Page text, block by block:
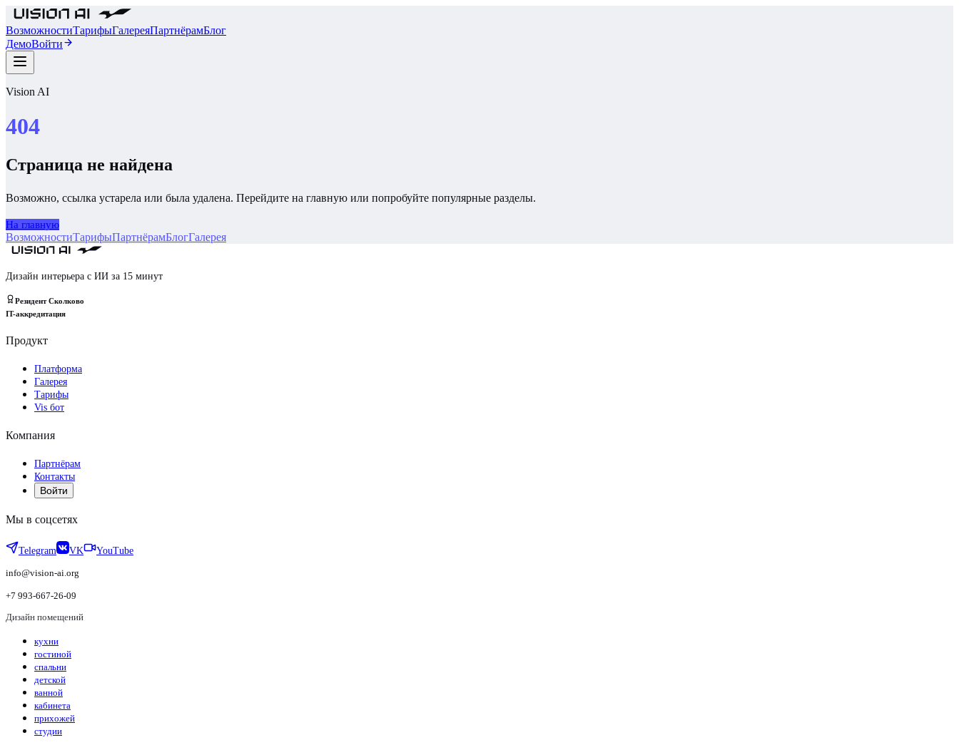
ВозможностиТарифыГалереяПартнёрамБлог
ДемоВойти
Vision AI
404
Страница не найдена
Возможно, ссылка устарела или была удалена. Перейдите на главную или попробуйте популярные разделы.
На главную
ВозможностиТарифыПартнёрамБлогГалерея
Дизайн интерьера с ИИ за 15 минут
Резидент Сколково
IT-аккредитация
Продукт
Платформа
Галерея
Тарифы
Vis бот
Компания
Партнёрам
Контакты
Войти
Мы в соцсетях
Telegram VK YouTube
info@vision-ai.org
+7 993-667-26-09
Дизайн помещений
кухни
гостиной
спальни
детской
ванной
кабинета
прихожей
студии